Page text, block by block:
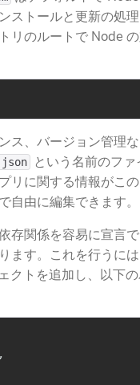
ストールと更新の処
リのルートで Node
ス、バージョン管理
という名前のフ
リに関する情報がこ
自由に編集できます。
存関係を容易に宣言
ます。これを行うに
クトを追加し、以下
,